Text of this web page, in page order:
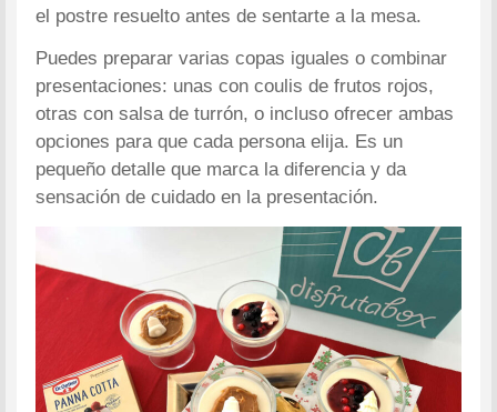
el postre resuelto antes de sentarte a la mesa.
Puedes preparar varias copas iguales o combinar
presentaciones: unas con coulis de frutos rojos,
otras con salsa de turrón, o incluso ofrecer ambas
opciones para que cada persona elija. Es un
pequeño detalle que marca la diferencia y da
sensación de cuidado en la presentación.